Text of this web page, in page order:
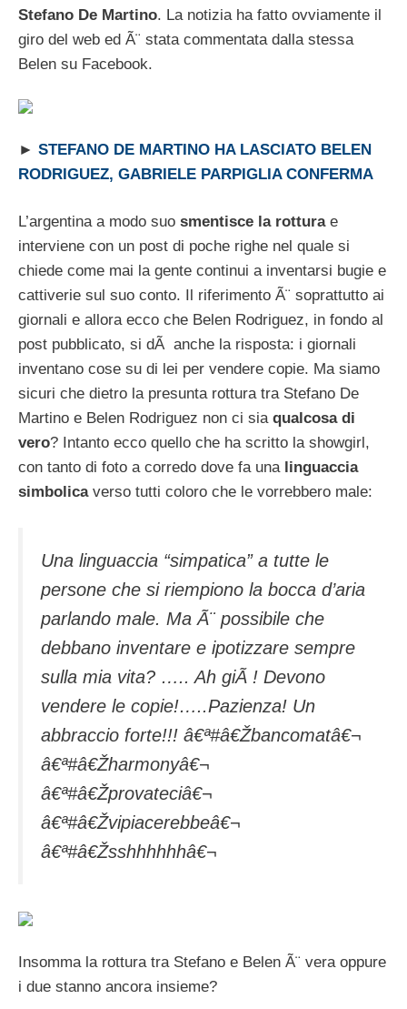
Stefano De Martino. La notizia ha fatto ovviamente il
giro del web ed Ã¨ stata commentata dalla stessa
Belen su Facebook.
► STEFANO DE MARTINO HA LASCIATO BELEN
RODRIGUEZ, GABRIELE PARPIGLIA CONFERMA
L’argentina a modo suo smentisce la rotturae
interviene con un post di poche righe nel quale si
chiede come mai la gente continui a inventarsi bugie e
cattiverie sul suo conto. Il riferimento Ã¨ soprattutto ai
giornali e allora ecco che Belen Rodriguez, in fondo al
post pubblicato, si dÃ anche la risposta: i giornali
inventano cose su di lei per vendere copie. Ma siamo
sicuri che dietro la presunta rottura tra Stefano De
Martino e Belen Rodriguez non ci sia qualcosa di
vero? Intanto ecco quello che ha scritto la showgirl,
con tanto di foto a corredo dove fa una linguaccia
simbolica verso tutti coloro che le vorrebbero male:
Una linguaccia “simpatica” a tutte le
persone che si riempiono la bocca d’aria
parlando male. Ma Ã¨ possibile che
debbano inventare e ipotizzare sempre
sulla mia vita? ….. Ah giÃ ! Devono
vendere le copie!…..Pazienza! Un
abbraccio forte!!! â€ª#â€Žbancomatâ€¬
â€ª#â€Žharmonyâ€¬
â€ª#â€Žprovateciâ€¬
â€ª#â€Žvipiacerebbeâ€¬
â€ª#â€Žsshhhhhhâ€¬
Insomma la rottura tra Stefano e Belen Ã¨ vera oppure
i due stanno ancora insieme?